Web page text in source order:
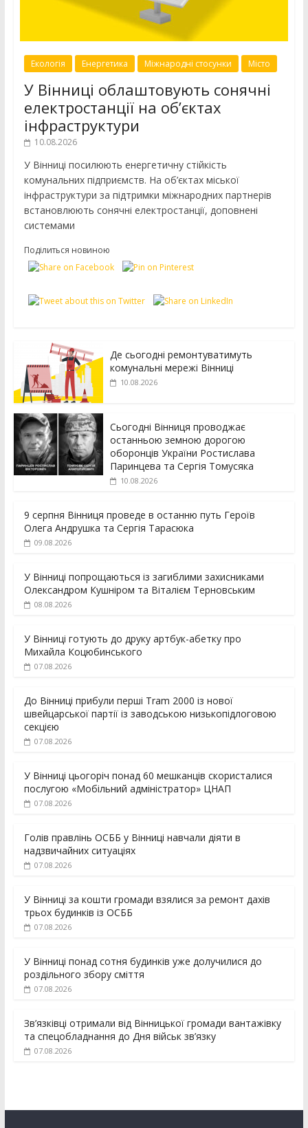
Екологія Енергетика Міжнародні стосунки Місто
У Вінниці облаштовують сонячні
електростанції на об’єктах
інфраструктури
10.08.2026
У Вінниці посилюють енергетичну стійкість
комунальних підприємств. На об’єктах міської
інфраструктури за підтримки міжнародних партнерів
встановлюють сонячні електростанції, доповнені
системами
Поділиться новиною
Де сьогодні ремонтуватимуть
комунальні мережі Вінниці
10.08.2026
Сьогодні Вінниця проводжає
останньою земною дорогою
оборонців України Ростислава
Паринцева та Сергія Томусяка
10.08.2026
9 серпня Вінниця проведе в останню путь Героїв
Олега Андрушка та Сергія Тарасюка
09.08.2026
У Вінниці попрощаються із загиблими захисниками
Олександром Кушніром та Віталієм Терновським
08.08.2026
У Вінниці готують до друку артбук-абетку про
Михайла Коцюбинського
07.08.2026
До Вінниці прибули перші Tram 2000 із нової
швейцарської партії із заводською низькопідлоговою
секцією
07.08.2026
У Вінниці цьогоріч понад 60 мешканців скористалися
послугою «Мобільний адміністратор» ЦНАП
07.08.2026
Голів правлінь ОСББ у Вінниці навчали діяти в
надзвичайних ситуаціях
07.08.2026
У Вінниці за кошти громади взялися за ремонт дахів
трьох будинків із ОСББ
07.08.2026
У Вінниці понад сотня будинків уже долучилися до
роздільного збору сміття
07.08.2026
Зв’язківці отримали від Вінницької громади вантажівку
та спецобладнання до Дня військ зв’язку
07.08.2026